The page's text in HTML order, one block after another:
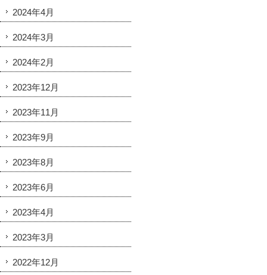
2024年4月
2024年3月
2024年2月
2023年12月
2023年11月
2023年9月
2023年8月
2023年6月
2023年4月
2023年3月
2022年12月